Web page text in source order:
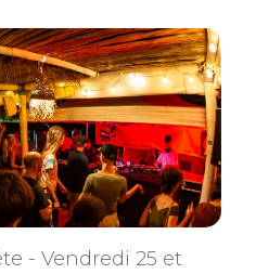
- Vendredi 25 et